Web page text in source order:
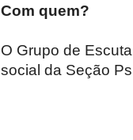
Com quem?
O Grupo de
social da Seção